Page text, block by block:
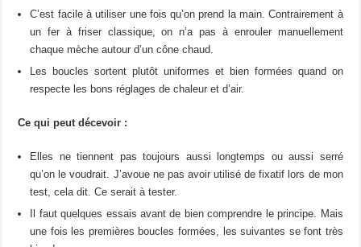
C’est facile à utiliser une fois qu’on prend la main. Contrairement à
un fer à friser classique, on n’a pas à enrouler manuellement
chaque mèche autour d’un cône chaud.
Les boucles sortent plutôt uniformes et bien formées quand on
respecte les bons réglages de chaleur et d’air.
Ce qui peut décevoir :
Elles ne tiennent pas toujours aussi longtemps ou aussi serré
qu’on le voudrait. J’avoue ne pas avoir utilisé de fixatif lors de mon
test, cela dit. Ce serait à tester.
Il faut quelques essais avant de bien comprendre le principe. Mais
une fois les premières boucles formées, les suivantes se font très